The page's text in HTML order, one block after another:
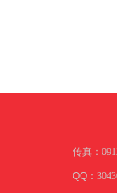
传真：
QQ：